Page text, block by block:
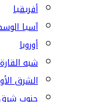
أفريقيا
آسيا
أوروبا
شبه
الشرق
جنوب